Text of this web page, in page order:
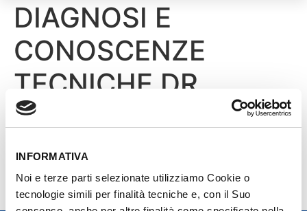
INFORMATIVA
Noi e terze parti selezionate utilizziamo Cookie o
tecnologie simili per finalità tecniche e, con il Suo
DIAGNOSI E
CONOSCENZE
TECNICHE DR
(Riservato alla rete
DR Automobiles ed
EVO)